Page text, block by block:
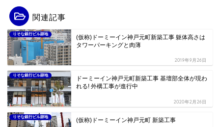
関連記事
りそな銀行ビル跡地
(仮称)ドーミーイン神戸元町新築工事 躯体高さは
タワーパーキングと肉薄
2019年9月26日
りそな銀行ビル跡地
ドーミーイン神戸元町新築工事 基壇部全体が現わ
れる! 外構工事が進行中
2020年2月26日
りそな銀行ビル跡地 (仮称)ドーミーイン神戸元町 新築工事